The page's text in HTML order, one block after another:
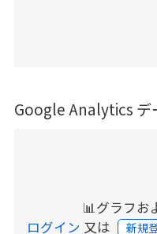
Google Analytics デ
📊グラフお
ログイン 又は 新規